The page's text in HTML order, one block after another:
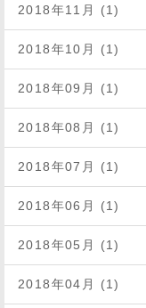
2018年11月 (1)
2018年10月 (1)
2018年09月 (1)
2018年08月 (1)
2018年07月 (1)
2018年06月 (1)
2018年05月 (1)
2018年04月 (1)